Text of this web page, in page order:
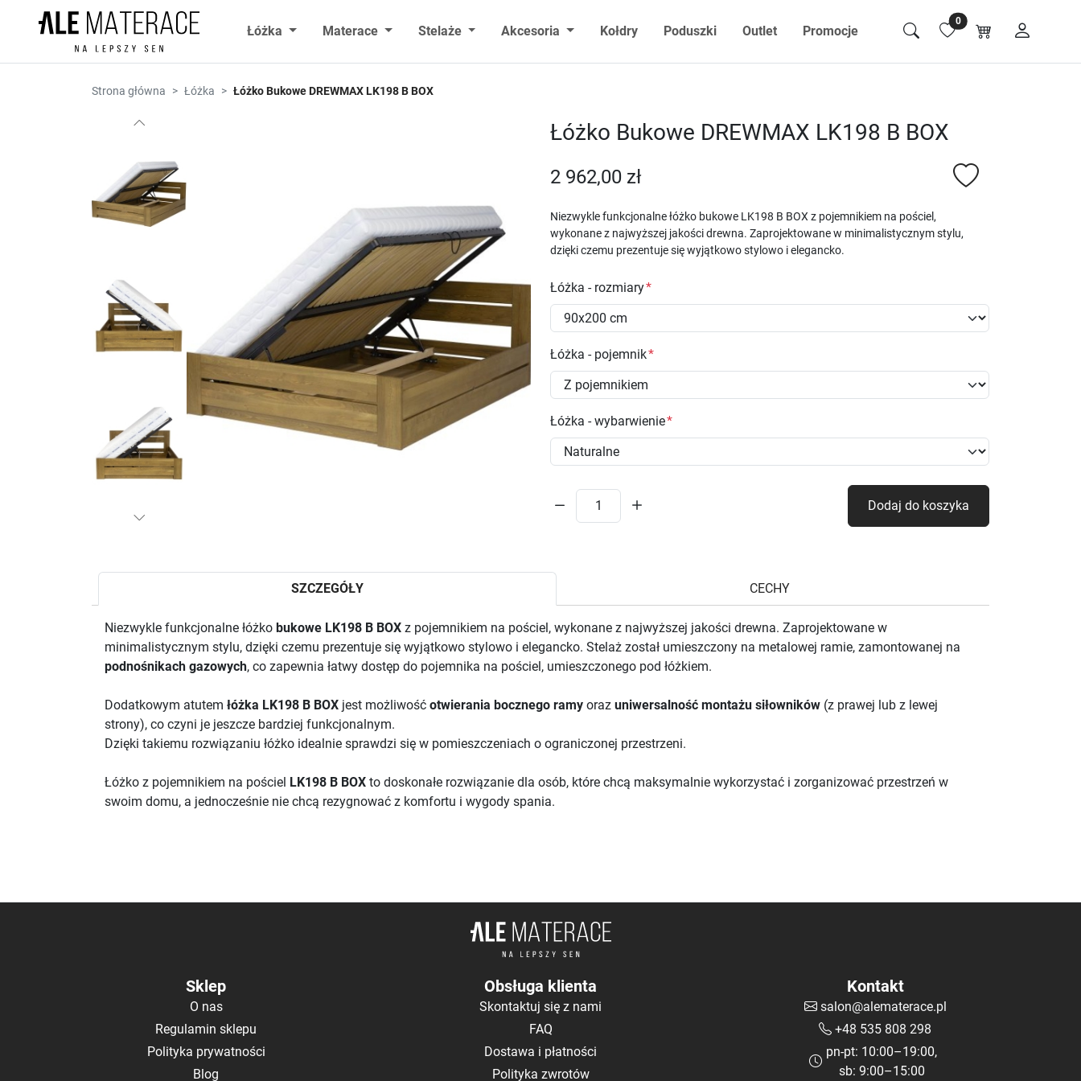
Przejdź do zawartości
Łóżka
Materace Stelaże Akcesoria Kołdry Poduszki Outlet Promocje
0
Strona główna Łóżka Łóżko Bukowe DREWMAX LK198 B BOX
Łóżko Bukowe DREWMAX LK198 B BOX
2 962,00 zł
Niezwykle funkcjonalne łóżko bukowe LK198 B BOX z pojemnikiem na pościel,
wykonane z najwyższej jakości drewna. Zaprojektowane w minimalistycznym stylu,
dzięki czemu prezentuje się wyjątkowo stylowo i elegancko.
Łóżka - rozmiary
Łóżka - pojemnik
Łóżka - wybarwienie
Dodaj do koszyka
SZCZEGÓŁY CECHY
Niezwykle funkcjonalne łóżko bukowe LK198 B BOX z pojemnikiem na pościel, wykonane z najwyższej jakości drewna. Zaprojektowane w
minimalistycznym stylu, dzięki czemu prezentuje się wyjątkowo stylowo i elegancko. Stelaż został umieszczony na metalowej ramie, zamontowanej na
podnośnikach gazowych, co zapewnia łatwy dostęp do pojemnika na pościel, umieszczonego pod łóżkiem.
Dodatkowym atutem łóżka LK198 B BOX jest możliwość otwierania bocznego ramy oraz uniwersalność montażu siłowników (z prawej lub z lewej
strony), co czyni je jeszcze bardziej funkcjonalnym.
Dzięki takiemu rozwiązaniu łóżko idealnie sprawdzi się w pomieszczeniach o ograniczonej przestrzeni.
Łóżko z pojemnikiem na pościel LK198 B BOX to doskonałe rozwiązanie dla osób, które chcą maksymalnie wykorzystać i zorganizować przestrzeń w
swoim domu, a jednocześnie nie chcą rezygnować z komfortu i wygody spania.
Sklep
O nas
Regulamin sklepu
Polityka prywatności
Blog
Obsługa klienta
Skontaktuj się z nami
FAQ
Dostawa i płatności
Polityka zwrotów
Kontakt
salon@alematerace.pl
+48 535 808 298
pn-pt: 10:00–19:00,
sb: 9:00–15:00